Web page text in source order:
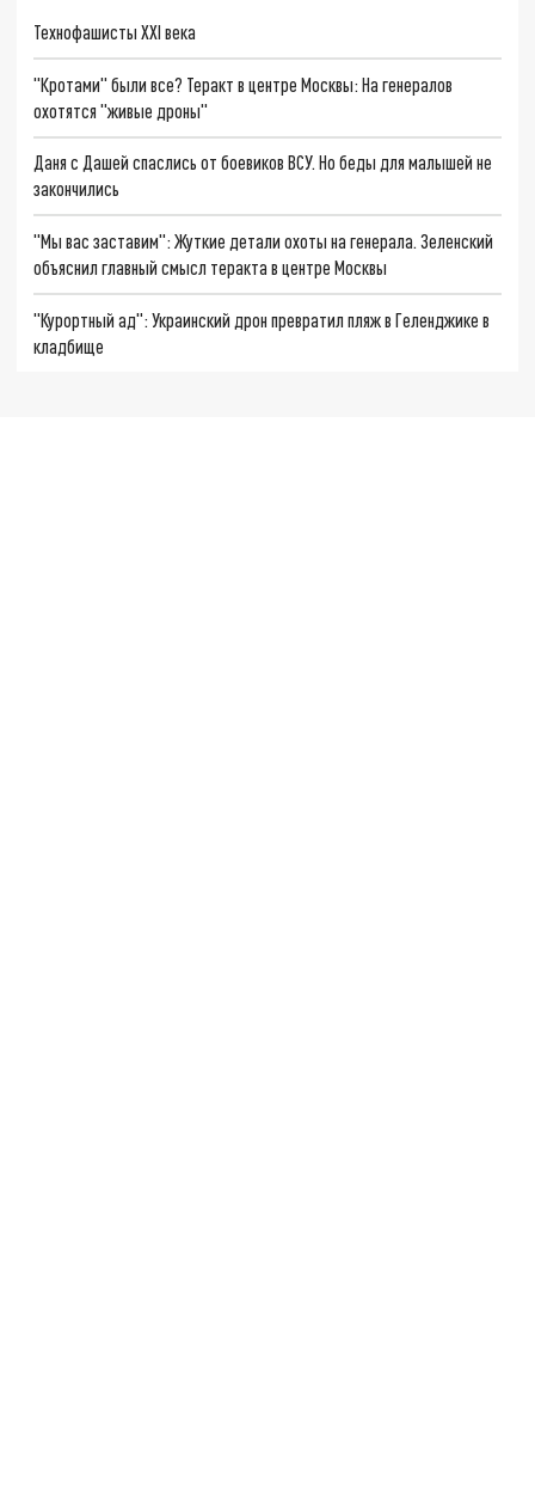
Технофашисты XXI века
"Кротами" были все? Теракт в центре Москвы: На генералов
охотятся "живые дроны"
Даня с Дашей спаслись от боевиков ВСУ. Но беды для малышей не
закончились
"Мы вас заставим": Жуткие детали охоты на генерала. Зеленский
объяснил главный смысл теракта в центре Москвы
"Курортный ад": Украинский дрон превратил пляж в Геленджике в
кладбище